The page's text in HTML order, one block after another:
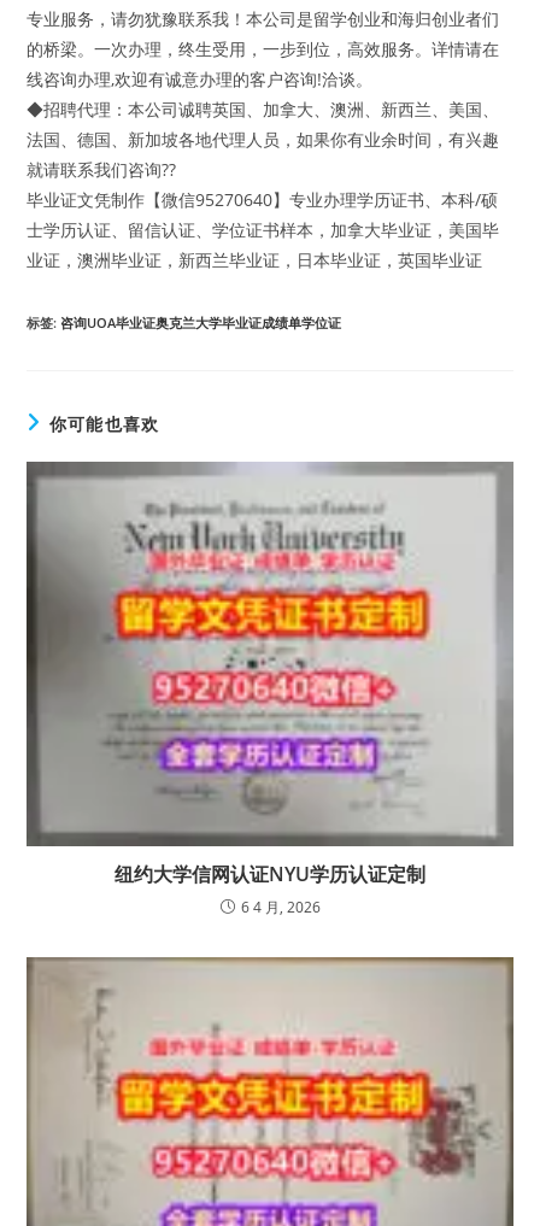
专业服务，请勿犹豫联系我！本公司是留学创业和海归创业者们
的桥梁。一次办理，终生受用，一步到位，高效服务。详情请在
线咨询办理,欢迎有诚意办理的客户咨询!洽谈。
◆招聘代理：本公司诚聘英国、加拿大、澳洲、新西兰、美国、
法国、德国、新加坡各地代理人员，如果你有业余时间，有兴趣
就请联系我们咨询??
毕业证文凭制作【微信95270640】专业办理学历证书、本科/硕
士学历认证、留信认证、学位证书样本，加拿大毕业证，美国毕
业证，澳洲毕业证，新西兰毕业证，日本毕业证，英国毕业证
标签: 咨询UOA毕业证奥克兰大学毕业证成绩单学位证
你可能也喜欢
纽约大学信网认证NYU学历认证定制
6 4 月, 2026